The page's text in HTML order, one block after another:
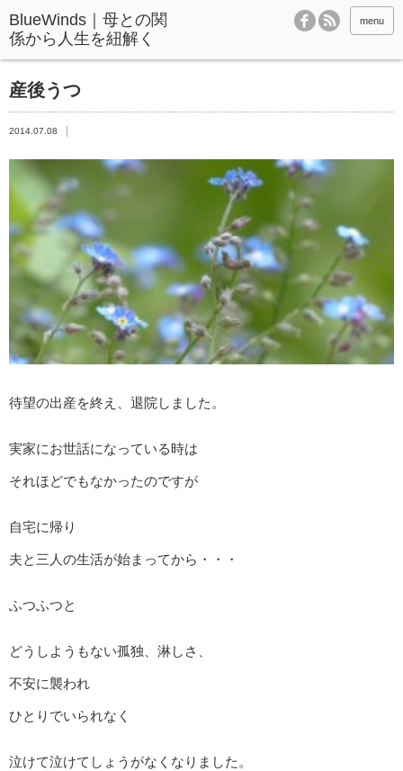
BlueWinds｜母との関
係から人生を紐解く
menu
産後うつ
2014.07.08
待望の出産を終え、退院しました。
実家にお世話になっている時は
それほどでもなかったのですが
自宅に帰り
夫と三人の生活が始まってから・・・
ふつふつと
どうしようもない孤独、淋しさ、
不安に襲われ
ひとりでいられなく
泣けて泣けてしょうがなくなりました。